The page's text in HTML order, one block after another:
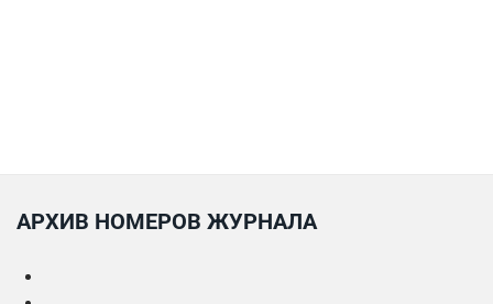
АРХИВ НОМЕРОВ ЖУРНАЛА